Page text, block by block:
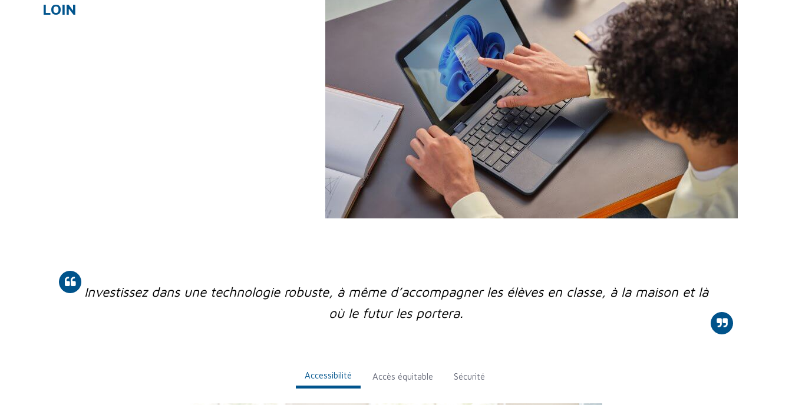
LOIN
Investissez dans une technologie robuste, à même d’accompagner les élèves en classe, à la maison et là
où le futur les portera.​
Accessibilité Accès équitable Sécurité